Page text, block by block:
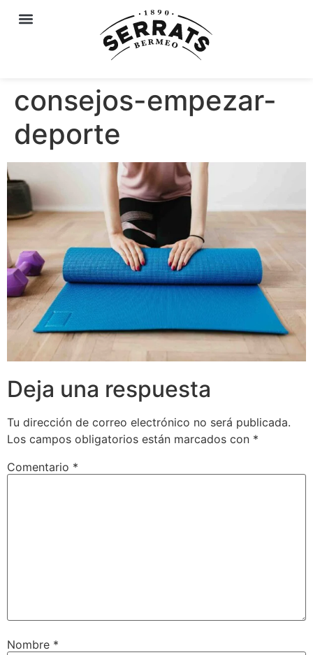
consejos-empezar-
deporte
Deja una respuesta
Tu dirección de correo electrónico no será publicada.
Los campos obligatorios están marcados con *
Comentario *
Nombre *